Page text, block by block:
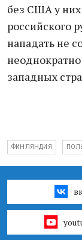
без США у
российского
нападать не
западных
ФИНЛЯНДИЯ